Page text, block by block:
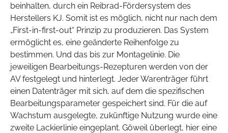
beinhalten, durch ein Reibrad-Fördersystem des
Herstellers KJ. Somit ist es möglich, nicht nur nach dem
„First-in-first-out“ Prinzip zu produzieren. Das System
ermöglicht es, eine geänderte Reihenfolge zu
bestimmen. Und das bis zur Montagelinie. Die
jeweiligen Bearbeitungs-Rezepturen werden von der
AV festgelegt und hinterlegt. Jeder Warenträger führt
einen Datenträger mit sich, auf dem die spezifischen
Bearbeitungsparameter gespeichert sind. Für die auf
Wachstum ausgelegte, zukünftige Nutzung wurde eine
zweite Lackierlinie eingeplant. Göweil überlegt, hier eine